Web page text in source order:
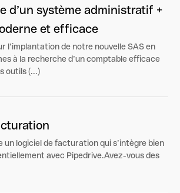
d’un système administratif +
et efficace
l’implantation de notre nouvelle SAS en
à la recherche d’un comptable efficace
outils (...)
un logiciel de facturation qui s’intègre bien
avec Pipedrive.Avez-vous des